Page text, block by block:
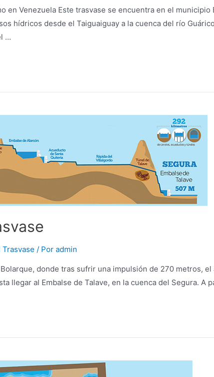
en Venezuela Este trasvase se encuentra en el
hídricos desde el Taiguaiguay a la cuenca del río
…
/ Por admin
donde tras sufrir una impulsión de 270 metros,
llegar al Embalse de Talave, en la cuenca del Segura.